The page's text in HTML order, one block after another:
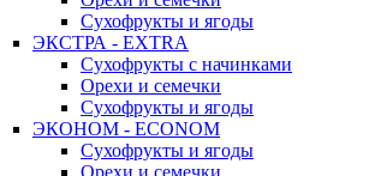
Сухофрукты и ягоды
ЭКСТРА - EXTRA
Сухофрукты с начинками
Орехи и семечки
Сухофрукты и ягоды
ЭКОНОМ - ECONOM
Сухофрукты и ягоды
Орехи и семечки